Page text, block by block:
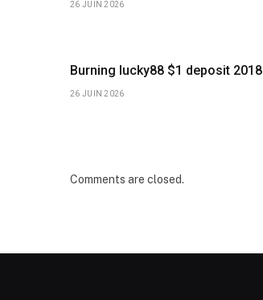
26 JUIN 2026
Burning lucky88 $1 deposit 2018
26 JUIN 2026
Comments are closed.